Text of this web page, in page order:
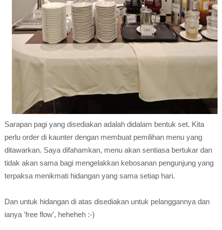
Sarapan pagi yang disediakan adalah didalam bentuk set. Kita
perlu order di kaunter dengan membuat pemilihan menu yang
ditawarkan. Saya difahamkan, menu akan sentiasa bertukar dan
tidak akan sama bagi mengelakkan kebosanan pengunjung yang
terpaksa menikmati hidangan yang sama setiap hari.
Dan untuk hidangan di atas disediakan untuk pelanggannya dan
ianya 'free flow', heheheh :-)